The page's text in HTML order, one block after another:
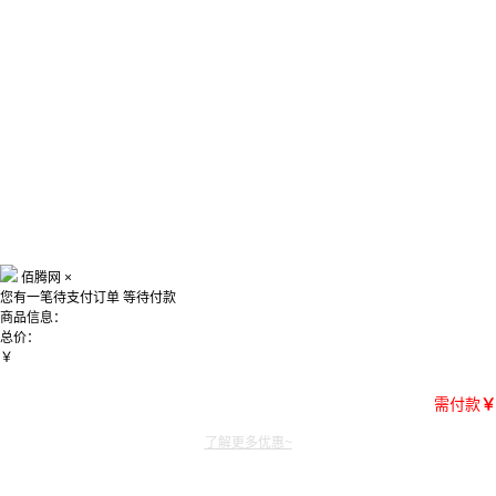
佰腾网 ×
您有一笔待支付订单 等待付款
商品信息：
总价：
￥
需付款￥
了解更多优惠~